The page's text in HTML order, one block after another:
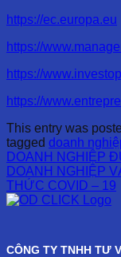
https://ec.europa.eu
https://
https://
https://
This entry was
tagged doanh
DOANH NGHIỆP
DOANH NGHIỆP
THỨC COVID – 19
CÔNG TY TNHH TƯ